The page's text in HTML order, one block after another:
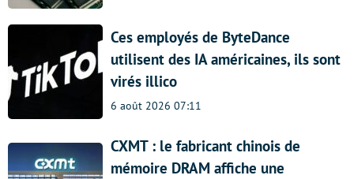
Ces employés de ByteDance
utilisent des IA américaines, ils sont
virés illico
6 août 2026 07:11
CXMT : le fabricant chinois de
mémoire DRAM affiche une